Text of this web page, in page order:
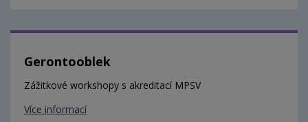
Gerontooblek
Zážitkové workshopy s akreditací MPSV
Více informací